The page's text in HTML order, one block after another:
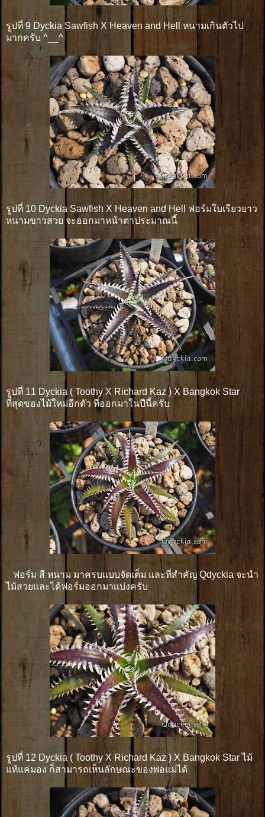
รูปที่ 9 Dyckia Sawfish X Heaven and Hell หนามเกินตัวไป
มากครับ ^__^
รูปที่ 10 Dyckia Sawfish X Heaven and Hell ฟอร์มใบเรียวยาว
หนามขาวสวย จะออกมาหน้าตาประมาณนี้
รูปที่ 11 Dyckia ( Toothy X Richard Kaz ) X Bangkok Star
ที่สุดของไม้ใหม่อีกตัว ที่ออกมาในปีนี้ครับ
ฟอร์ม สี หนาม มาครบแบบจัดเต็ม และที่สำคัญ Qdyckia จะนำ
ไม้สวยและได้ฟอร์มออกมาเเบ่งครับ
รูปที่ 12 Dyckia ( Toothy X Richard Kaz ) X Bangkok Star ไม้
แท้แค่มอง ก็สามารถเห็นลักษณะของพ่อแม่ได้